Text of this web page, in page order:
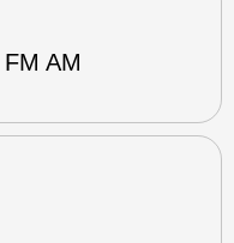
AM